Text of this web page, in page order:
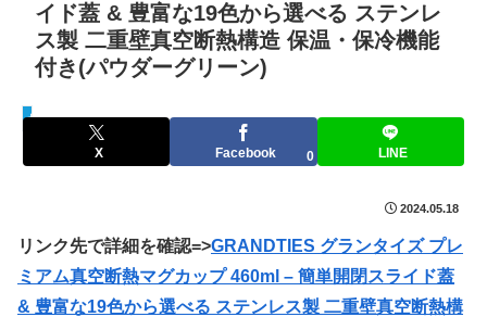
イド蓋 & 豊富な19色から選べる ステンレ
ス製 二重壁真空断熱構造 保温・保冷機能
付き(パウダーグリーン)
セールハンター 激安情報まとめサイト
X Facebook 0 LINE
2024.05.18
リンク先で詳細を確認=>GRANDTIES グランタイズ プレ
ミアム真空断熱マグカップ 460ml – 簡単開閉スライド蓋
& 豊富な19色から選べる ステンレス製 二重壁真空断熱構